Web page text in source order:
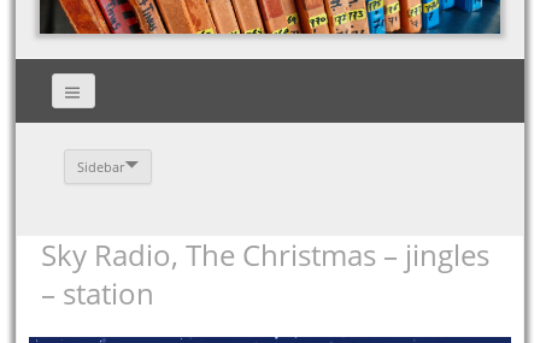
Sidebar
Sky Radio, The Christmas – jingles
– station